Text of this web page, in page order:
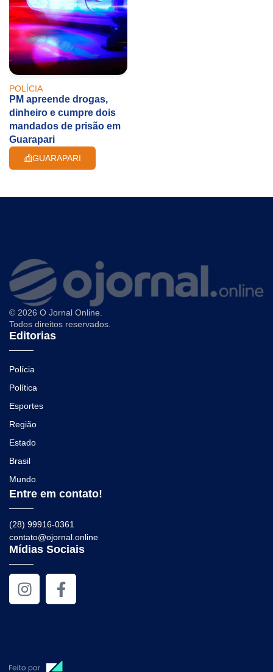
POLÍCIA
PM apreende drogas,
dinheiro e cumpre dois
mandados de prisão em
Guarapari
GUARAPARI
© 2026 O Jornal Online.
Todos direitos reservados.
Editorias
Polícia
Política
Esportes
Região
Estado
Brasil
Mundo
Entre em contato!
(28) 99916-0361
contato@ojornal.online
Mídias Sociais